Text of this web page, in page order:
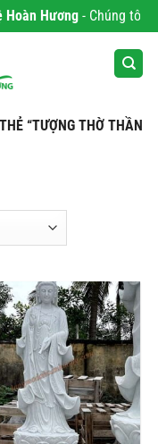
Hương- Chúng tôi
“TƯỢNG THỜ THẦN